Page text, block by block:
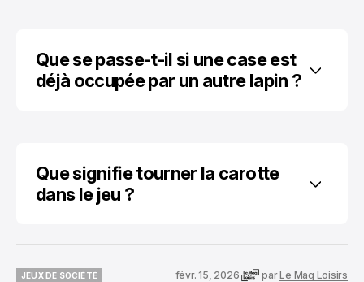
Que se passe-t-il si une case est
déjà occupée par un autre lapin ?
Que signifie tourner la carotte
dans le jeu ?
JEUX DE SOCIÉTÉ
févr. 15, 2026 parLe Mag Loisirs